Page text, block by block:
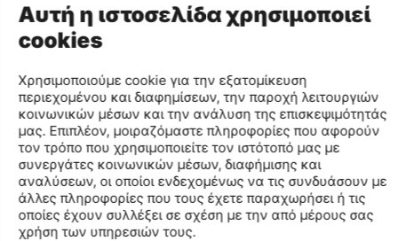
Κωδικός
XS18TBV011
Μέγεθος
Φύλο
UNISEX
Σύνθεση
.
Find similar
Διαθεσιμότητα Καταστημάτων
Αυτή η ιστοσελίδα χρησιμοποιεί
cookies
Χρησιμοποιούμε cookie για την εξατομίκευση
περιεχομένου και διαφημίσεων, την παροχή λειτουργιών
κοινωνικών μέσων και την ανάλυση της επισκεψιμότητάς
μας. Επιπλέον, μοιραζόμαστε πληροφορίες που αφορούν
τον τρόπο που χρησιμοποιείτε τον ιστότοπό μας με
συνεργάτες κοινωνικών μέσων, διαφήμισης και
αναλύσεων, οι οποίοι ενδεχομένως να τις συνδυάσουν με
άλλες πληροφορίες που τους έχετε παραχωρήσει ή τις
οποίες έχουν συλλέξει σε σχέση με την από μέρους σας
χρήση των υπηρεσιών τους.